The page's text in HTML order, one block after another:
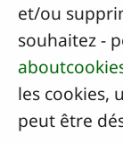
et/ou
souhaitez -
les cookies,
peut être